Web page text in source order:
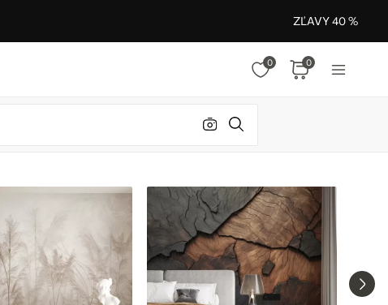
ZĽAVY 40 %
0 0